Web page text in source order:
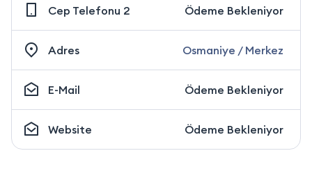
Cep Telefonu 2 Ödeme Bekleniyor
Adres Osmaniye / Merkez
E-Mail Ödeme Bekleniyor
Website Ödeme Bekleniyor